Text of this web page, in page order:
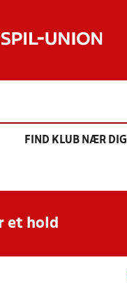
FIND KLUB NÆR DIG
et hold